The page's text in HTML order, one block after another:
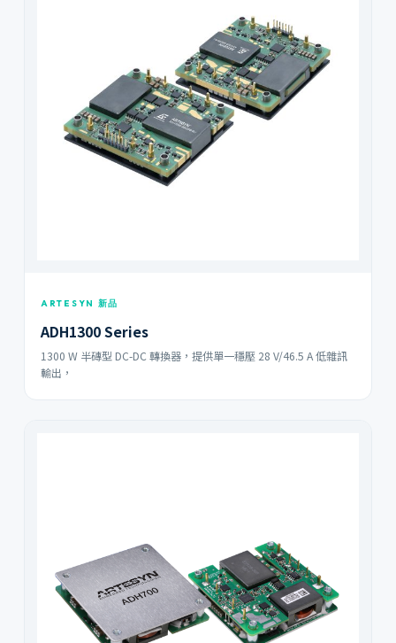
ARTESYN 新品
ADH1300 Series
1300 W 半磚型 DC-DC 轉換器，提供單一穩壓 28 V/46.5 A 低雜訊
輸出，